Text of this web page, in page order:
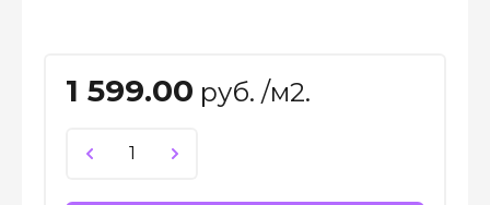
1 599.00 руб. /м2.